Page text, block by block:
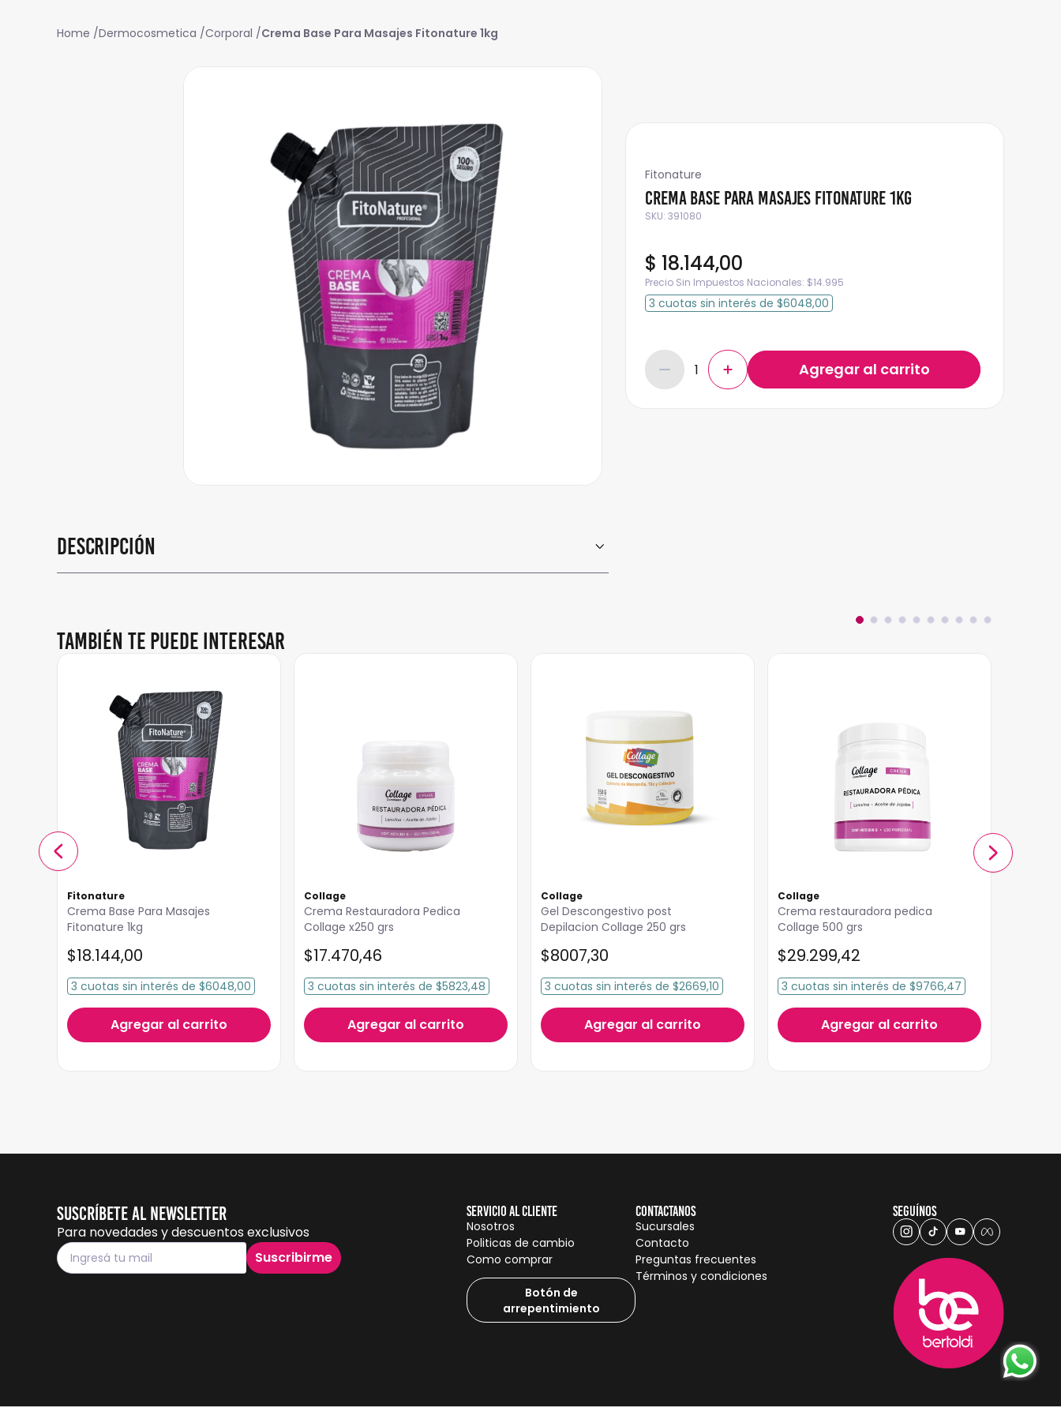
Dermocosmetica Corporal Crema Base Para Masajes Fitonature 1kg
Descripción
Fitonature
Crema Base Para Masajes Fitonature 1kg
SKU: 391080
$ 18.144,00
Precio Sin Impuestos Nacionales: $14.995
3 cuotas sin interés de $6048,00
También te puede interesar
Fitonature
Crema Base Para Masajes
Fitonature 1kg
$18.144,00
3 cuotas sin interés de $6048,00
Agregar al carrito
Collage
Crema Restauradora Pedica
Collage x250 grs
$17.470,46
3 cuotas sin interés de $5823,48
Agregar al carrito
Collage
Gel Descongestivo post
Depilacion Collage 250 grs
$8007,30
3 cuotas sin interés de $2669,10
Agregar al carrito
Collage
Crema restauradora pedica
Collage 500 grs
$29.299,42
3 cuotas sin interés de $9766,47
Agregar al carrito
Suscríbete al Newsletter
Para novedades y descuentos exclusivos
Suscribirme
Servicio al cliente
Nosotros
Politicas de cambio
Como comprar
Botón de
arrepentimiento
Contactanos
Sucursales
Contacto
Preguntas frecuentes
Términos y condiciones
Seguínos